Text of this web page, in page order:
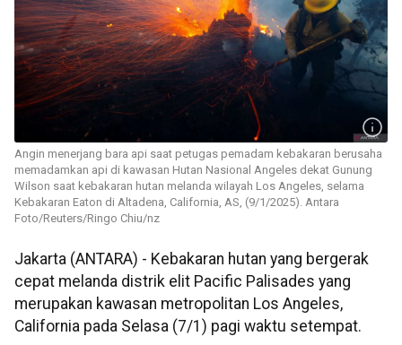
Angin menerjang bara api saat petugas pemadam kebakaran berusaha
memadamkan api di kawasan Hutan Nasional Angeles dekat Gunung
Wilson saat kebakaran hutan melanda wilayah Los Angeles, selama
Kebakaran Eaton di Altadena, California, AS, (9/1/2025). Antara
Foto/Reuters/Ringo Chiu/nz
Jakarta (ANTARA) - Kebakaran hutan yang bergerak
cepat melanda distrik elit Pacific Palisades yang
merupakan kawasan metropolitan Los Angeles,
California pada Selasa (7/1) pagi waktu setempat.